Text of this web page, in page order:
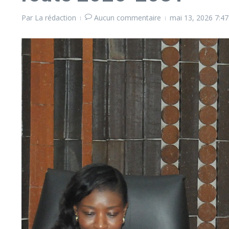
Par La rédaction Aucun commentaire mai 13, 2026